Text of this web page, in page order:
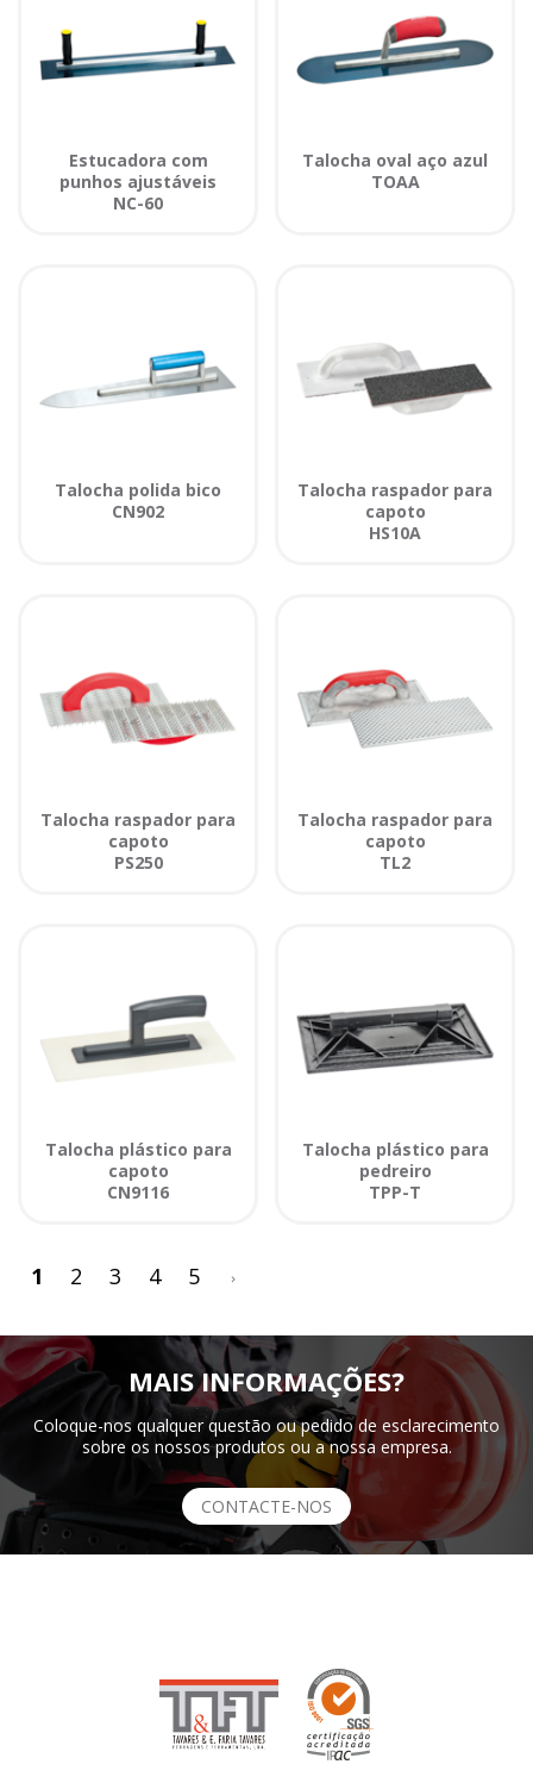
Estucadora com
punhos ajustáveis
NC-60
Talocha oval aço azul
TOAA
Talocha polida bico
CN902
Talocha raspador para
capoto
HS10A
Talocha raspador para
capoto
PS250
Talocha raspador para
capoto
TL2
Talocha plástico para
capoto
CN9116
Talocha plástico para
pedreiro
TPP-T
1 2 3 4 5
MAIS INFORMAÇÕES?
Coloque-nos qualquer questão ou pedido de esclarecimento
sobre os nossos produtos ou a nossa empresa.
CONTACTE-NOS